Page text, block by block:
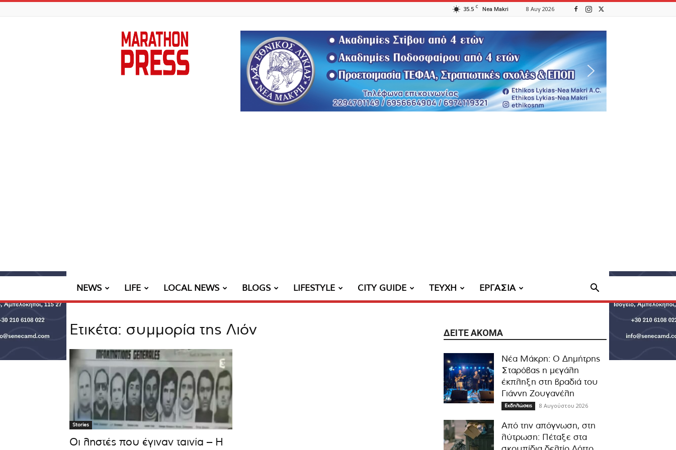
35.5 C Nea Makri 8 Αυγ 2026
Marathon
Press
NEWS LIFE LOCAL NEWS BLOGS LIFESTYLE CITY GUIDE ΤΕΥΧΗ ΕΡΓΑΣΙΑ
Ετικέτα: συμμορία της Λιόν
Stories
Οι ληστές που έγιναν ταινία – Η
ΔΕΊΤΕ ΑΚΌΜΑ
Νέα Μάκρη: Ο Δημήτρης
Σταρόβας η μεγάλη
έκπληξη στη βραδιά του
Γιάννη Ζουγανέλη
Εκδηλώσεις 8 Αυγούστου 2026
Από την απόγνωση, στη
λύτρωση: Πέταξε στα